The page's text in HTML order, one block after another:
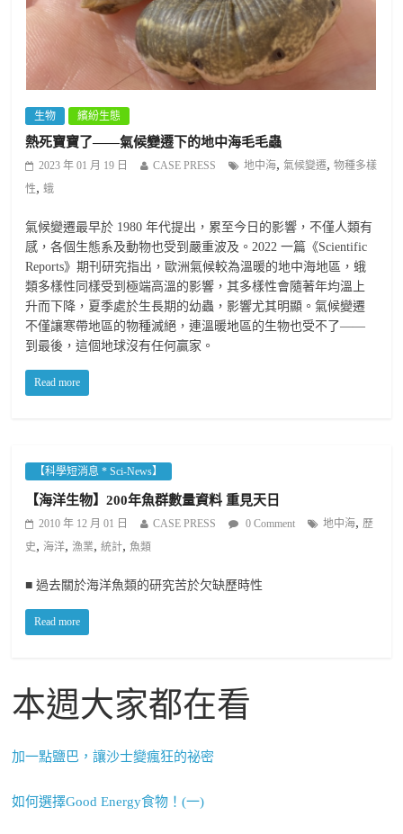
生物 繽紛生態
熱死寶寶了——氣候變遷下的地中海毛毛蟲
2023 年 01 月 19 日 CASE PRESS 地中海,氣候變遷,物種多樣
性, 蛾
氣候變遷最早於 1980 年代提出，累至今日的影響，不僅人類有
感，各個生態系及動物也受到嚴重波及。2022 一篇《Scientific
Reports》期刊研究指出，歐洲氣候較為溫暖的地中海地區，蛾
類多樣性同樣受到極端高溫的影響，其多樣性會隨著年均溫上
升而下降，夏季處於生長期的幼蟲，影響尤其明顯。氣候變遷
不僅讓寒帶地區的物種滅絕，連溫暖地區的生物也受不了——
到最後，這個地球沒有任何贏家。
Read more
【科學短消息 * Sci-News】
【海洋生物】200年魚群數量資料 重見天日
2010 年 12 月 01 日 CASE PRESS 0 Comment 地中海, 歷
史, 海洋, 漁業,統計, 魚類
■ 過去關於海洋魚類的研究苦於欠缺歷時性
Read more
本週大家都在看
加一點鹽巴，讓沙士變瘋狂的祕密
如何選擇Good Energy食物！(一)